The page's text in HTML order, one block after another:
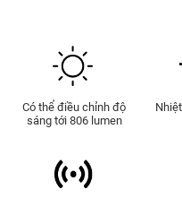
Có thể điều chỉnh độ
sáng tới 806 lumen